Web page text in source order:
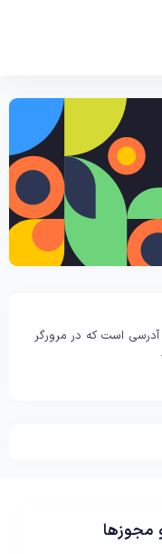
است که در مرورگر
مجوزها